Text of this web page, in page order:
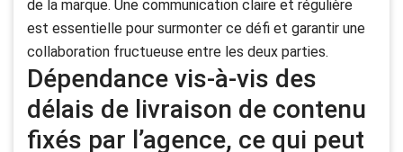
de la marque. Une communication claire et régulière
est essentielle pour surmonter ce défi et garantir une
collaboration fructueuse entre les deux parties.
Dépendance vis-à-vis des
délais de livraison de contenu
fixés par l’agence, ce qui peut